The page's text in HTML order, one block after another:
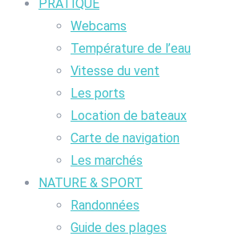
PRATIQUE
Webcams
Température de l’eau
Vitesse du vent
Les ports
Location de bateaux
Carte de navigation
Les marchés
NATURE & SPORT
Randonnées
Guide des plages